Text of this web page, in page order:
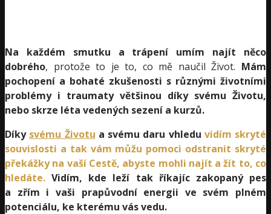
Na každém smutku a trápení umím najít něco
dobrého, protože to je to, co mě naučil Život. Mám
pochopení a bohaté zkušenosti s různými životními
problémy i traumaty většinou díky svému Životu,
nebo skrze léta vedených sezení a kurzů.
Díky svému Životu a svému daru vhledu vidím skryté
souvislosti a tak vám můžu pomoci odstranit skryté
překážky na vaší Cestě, abyste mohli najít a žít to, co
hledáte.Vidím, kde leží tak říkajíc zakopaný pes
a zřím i vaši prapůvodní energii ve svém plném
potenciálu, ke kterému vás vedu.